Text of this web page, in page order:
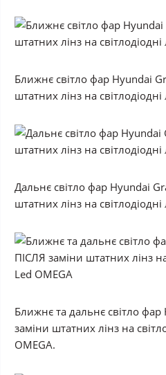
Ближнє світло фар Hyundai
штатних лінз на
Дальнє світло фар Hyundai
штатних лінз на
Ближнє та дальнє світло
заміни штатних лінз на
OMEGA.